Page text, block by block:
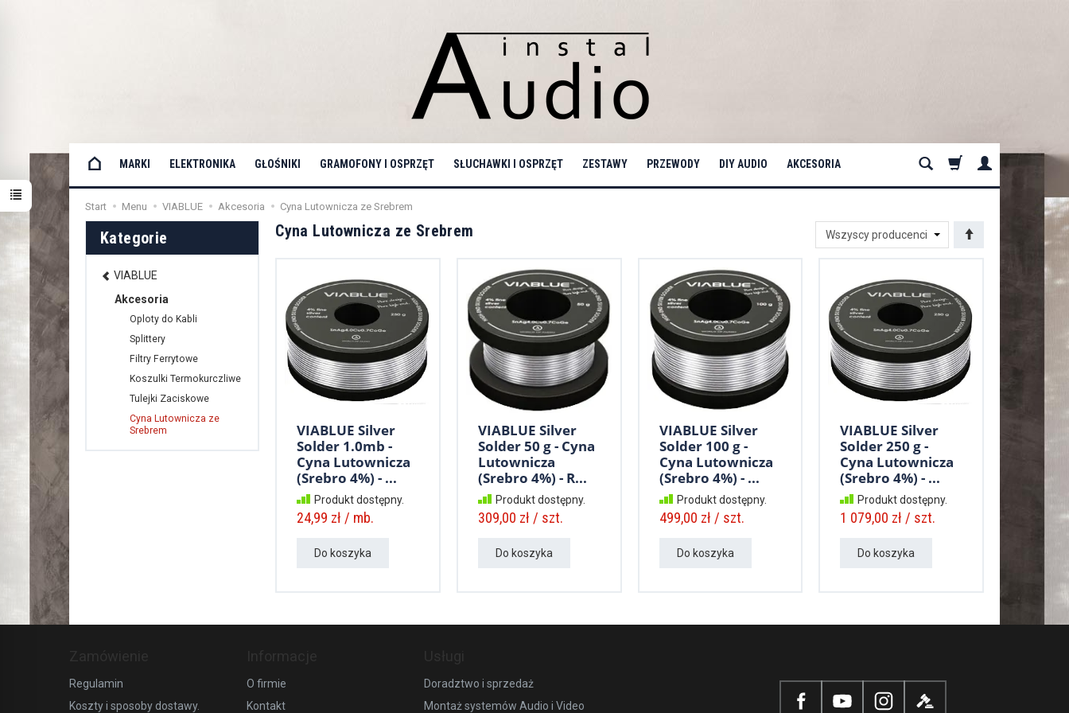
MARKI ELEKTRONIKA GŁOŚNIKI GRAMOFONY I OSPRZĘT SŁUCHAWKI I OSPRZĘT ZESTAWY PRZEWODY DIY AUDIO AKCESORIA
Start Menu VIABLUE Akcesoria Cyna Lutownicza ze Srebrem
Cyna Lutownicza ze Srebrem
VIABLUE Silver
Solder 1.0mb -
Cyna Lutownicza
(Srebro 4%) - ...
Produkt dostępny.
24,99 zł / mb.
Do koszyka
VIABLUE Silver
Solder 50 g - Cyna
Lutownicza
(Srebro 4%) - R...
Produkt dostępny.
309,00 zł / szt.
Do koszyka
VIABLUE Silver
Solder 100 g -
Cyna Lutownicza
(Srebro 4%) - ...
Produkt dostępny.
499,00 zł / szt.
Do koszyka
VIABLUE Silver
Solder 250 g -
Cyna Lutownicza
(Srebro 4%) - ...
Produkt dostępny.
1 079,00 zł / szt.
Do koszyka
Kategorie
VIABLUE
Akcesoria
Oploty do Kabli
Splittery
Filtry Ferrytowe
Koszulki Termokurczliwe
Tulejki Zaciskowe
Cyna Lutownicza ze
Srebrem
Regulamin
Koszty i sposoby dostawy.
O firmie
Kontakt
Doradztwo i sprzedaż
Montaż systemów Audio i Video